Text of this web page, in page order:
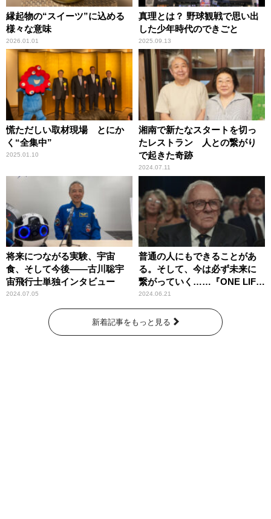
縁起物の“スイーツ”に込める
様々な意味
2026.01.01
真理とは？ 野球観戦で思い出
した少年時代のできごと
2025.09.13
慌ただしい取材現場 とにか
く“全集中”
2025.01.10
湘南で新たなスタートを切っ
たレストラン 人との繋がり
で起きた奇跡
2024.07.11
将来につながる実験、宇宙
食、そして今後――古川聡宇
宙飛行士単独インタビュー
2024.07.05
普通の人にもできることがあ
る。そして、今は必ず未来に
繋がっていく……『ONE LIFE
奇跡が繋いだ6000の命』
2024.06.21
新着記事をもっと見る